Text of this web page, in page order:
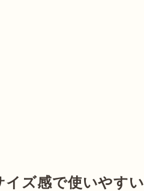
イズ感で使いやす